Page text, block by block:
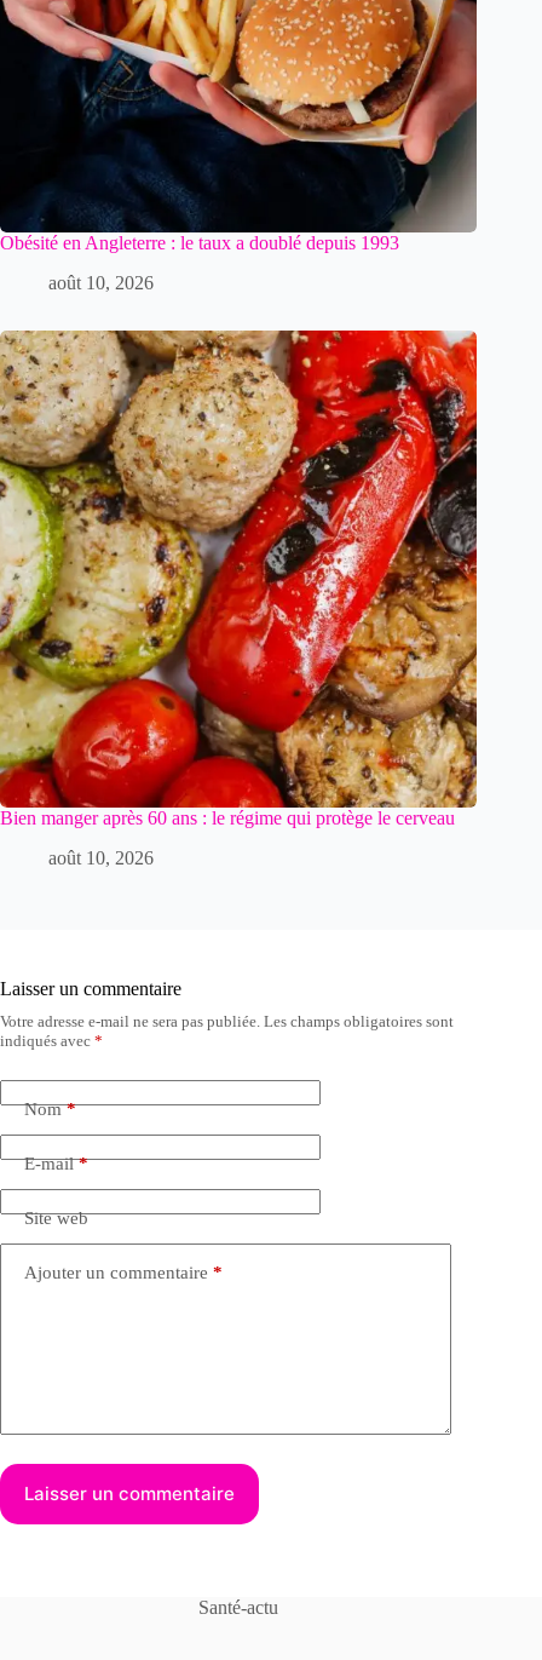
Obésité en Angleterre : le taux a doublé depuis 1993
août 10, 2026
Bien manger après 60 ans : le régime qui protège le cerveau
août 10, 2026
Laisser un commentaire
Votre adresse e-mail ne sera pas publiée. Les champs obligatoires sont
indiqués avec *
Nom*
E-mail*
Site web
Ajouter un commentaire *
Laisser un commentaire
Santé-actu